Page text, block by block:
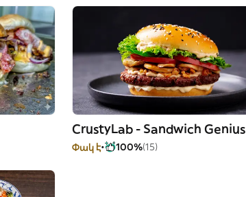
CrustyLab - Sandwich Genius
Փակ է 100%(15)